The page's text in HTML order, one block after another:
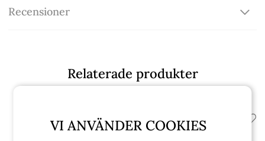
Recensioner
Relaterade produkter
VI ANVÄNDER COOKIES